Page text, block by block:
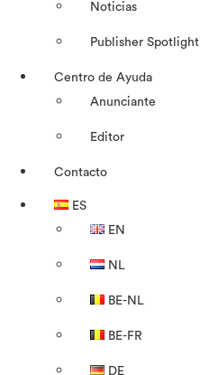
Noticias
Publisher Spotlight
Centro de Ayuda
Anunciante
Editor
Contacto
ES
EN
NL
BE-NL
BE-FR
DE